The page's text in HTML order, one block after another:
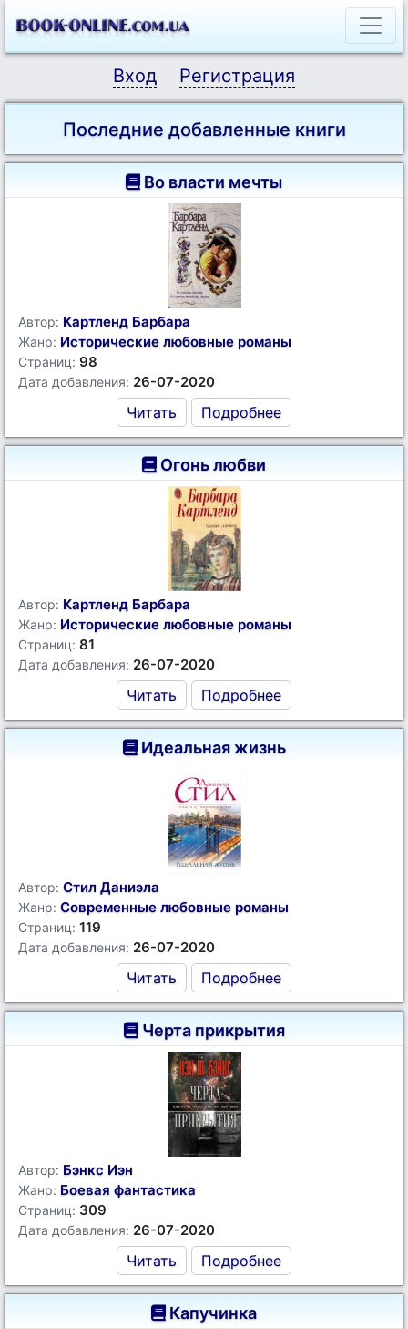
Вход Регистрация
Последние добавленные книги
Во власти мечты
Автор: Картленд Барбара
Жанр: Исторические любовные романы
Страниц: 98
Дата добавления: 26-07-2020
Читать Подробнее
Огонь любви
Автор: Картленд Барбара
Жанр: Исторические любовные романы
Страниц: 81
Дата добавления: 26-07-2020
Читать Подробнее
Идеальная жизнь
Автор: Стил Даниэла
Жанр: Современные любовные романы
Страниц: 119
Дата добавления: 26-07-2020
Читать Подробнее
Черта прикрытия
Автор: Бэнкс Иэн
Жанр: Боевая фантастика
Страниц: 309
Дата добавления: 26-07-2020
Читать Подробнее
Капучинка